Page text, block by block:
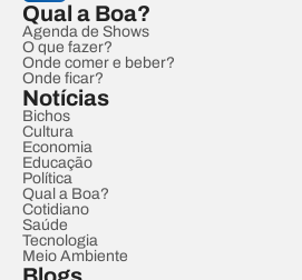
Qual a Boa?
Agenda de Shows
O que fazer?
Onde comer e beber?
Onde ficar?
Notícias
Bichos
Cultura
Economia
Educação
Política
Qual a Boa?
Cotidiano
Saúde
Tecnologia
Meio Ambiente